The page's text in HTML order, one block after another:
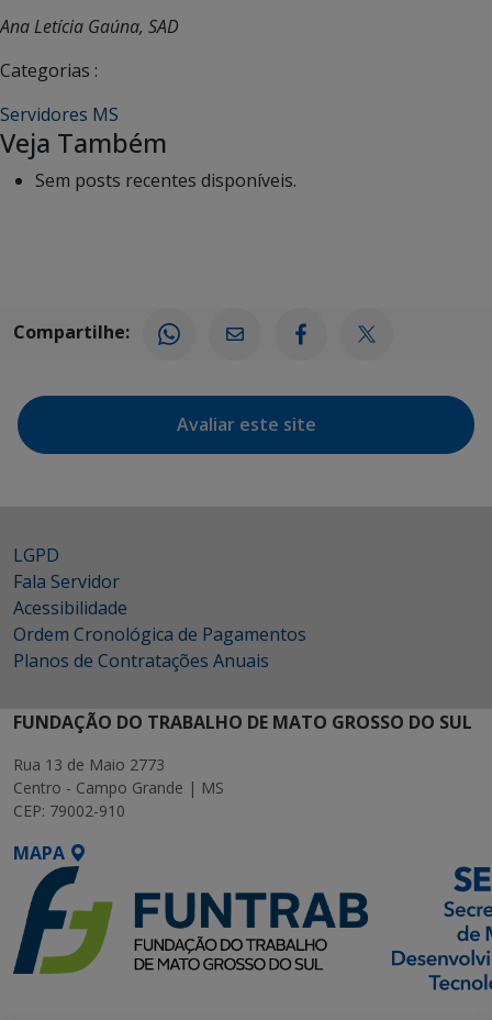
Ana Letícia Gaúna, SAD
Categorias :
Servidores MS
Veja Também
Sem posts recentes disponíveis.
Compartilhe:
Avaliar este site
LGPD
Fala Servidor
Acessibilidade
Ordem Cronológica de Pagamentos
Planos de Contratações Anuais
FUNDAÇÃO DO TRABALHO DE MATO GROSSO DO SUL
Rua 13 de Maio 2773
Centro - Campo Grande | MS
CEP: 79002-910
MAPA